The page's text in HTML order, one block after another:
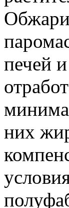
печей
них